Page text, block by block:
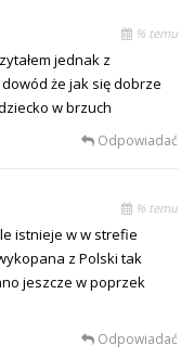
% temu
jednak z
że jak się dobrze
w brzuch
Odpowiadać
% temu
istnieje w w strefie
z Polski tak
jeszcze w poprzek
Odpowiadać